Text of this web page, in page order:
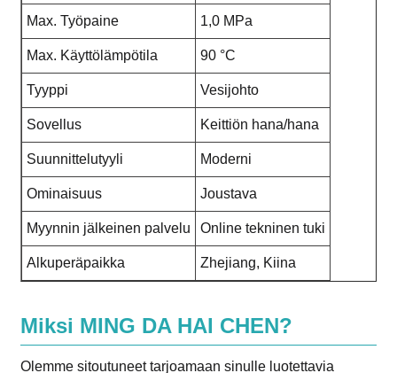
Max. Työpaine 1,0 MPa
Max. Käyttölämpötila 90 °C
Tyyppi Vesijohto
Sovellus Keittiön hana/hana
Suunnittelutyyli Moderni
Ominaisuus Joustava
Myynnin jälkeinen palvelu Online tekninen tuki
Alkuperäpaikka Zhejiang, Kiina
Miksi MING DA HAI CHEN?
Olemme sitoutuneet tarjoamaan sinulle luotettavia